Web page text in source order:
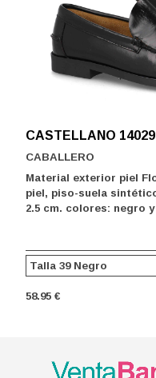
CASTELLANO 14029
CABALLERO
Material exterior piel
piel, piso-suela
2.5 cm. colores: negro
58.95 €